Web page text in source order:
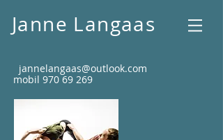
Janne Langaas
jannelangaas@outlook.com
mobil 970 69 269